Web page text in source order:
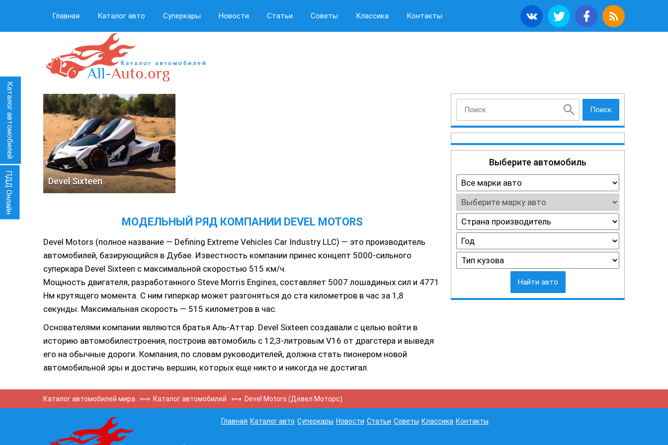
Главная Каталог авто Суперкары Новости Статьи Советы Классика Контакты
Devel Sixteen
МОДЕЛЬНЫЙ РЯД КОМПАНИИ DEVEL MOTORS
Devel Motors (полное название — Defining Extreme Vehicles Car Industry LLC) — это производитель
автомобилей, базирующийся в Дубае. Известность компании принес концепт 5000-сильного
суперкара Devel Sixteen с максимальной скоростью 515 км/ч.
Мощность двигателя, разработанного Steve Morris Engines, составляет 5007 лошадиных сил и 4771
Нм крутящего момента. С ним гиперкар может разгоняться до ста километров в час за 1,8
секунды. Максимальная скорость — 515 километров в час.
Основателями компании являются братья Аль-Аттар. Devel Sixteen создавали с целью войти в
историю автомобилестроения, построив автомобиль с 12,3-литровым V16 от драгстера и выведя
его на обычные дороги. Компания, по словам руководителей, должна стать пионером новой
автомобильной эры и достичь вершин, которых еще никто и никогда не достигал.
Поиск
Выберите автомобиль
Найти авто
Каталог автомобилей мира ⟾ Каталог автомобилей ⟾ Devel Motors (Девел Моторс)
Главная Каталог авто Суперкары Новости Статьи Советы Классика Контакты
Каталог автомобилей
ПДД Онлайн